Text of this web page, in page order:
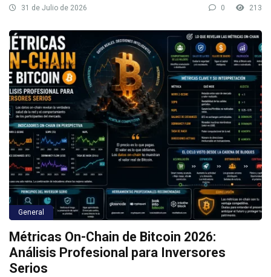
31 de Julio de 2026 0 213
General
Métricas On-Chain de Bitcoin 2026:
Análisis Profesional para Inversores
Serios